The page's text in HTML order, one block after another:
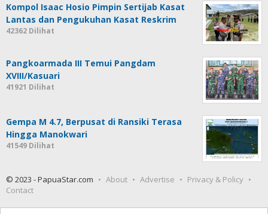
Kompol Isaac Hosio Pimpin Sertijab Kasat
Lantas dan Pengukuhan Kasat Reskrim
42362 Dilihat
Pangkoarmada III Temui Pangdam
XVIII/Kasuari
41921 Dilihat
Gempa M 4.7, Berpusat di Ransiki Terasa
Hingga Manokwari
41549 Dilihat
© 2023 - PapuaStar.com About Advertise
Privacy & Policy
Contact